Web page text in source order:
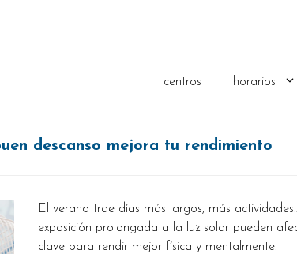
centros horarios
descanso mejora tu rendimiento
El verano trae días más largos, más
exposición prolongada a la luz solar pueden
clave para rendir mejor física y mentalmente.